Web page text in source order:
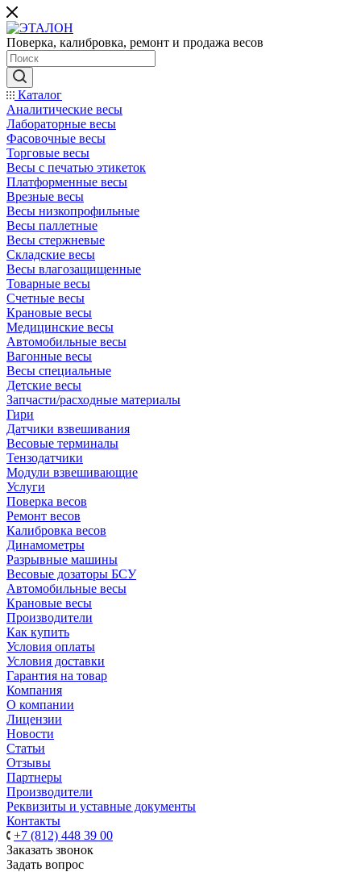
Поверка, калибровка, ремонт и продажа весов
Каталог
Аналитические весы
Лабораторные весы
Фасовочные весы
Торговые весы
Весы с печатью этикеток
Платформенные весы
Врезные весы
Весы низкопрофильные
Весы паллетные
Весы стержневые
Складские весы
Весы влагозащищенные
Товарные весы
Счетные весы
Крановые весы
Медицинские весы
Автомобильные весы
Вагонные весы
Весы специальные
Детские весы
Запчасти/расходные материалы
Гири
Датчики взвешивания
Весовые терминалы
Тензодатчики
Модули взвешивающие
Услуги
Поверка весов
Ремонт весов
Калибровка весов
Динамометры
Разрывные машины
Весовые дозаторы БСУ
Автомобильные весы
Крановые весы
Производители
Как купить
Условия оплаты
Условия доставки
Гарантия на товар
Компания
О компании
Лицензии
Новости
Статьи
Отзывы
Партнеры
Производители
Реквизиты и уставные документы
Контакты
+7 (812) 448 39 00
Заказать звонок
Задать вопрос